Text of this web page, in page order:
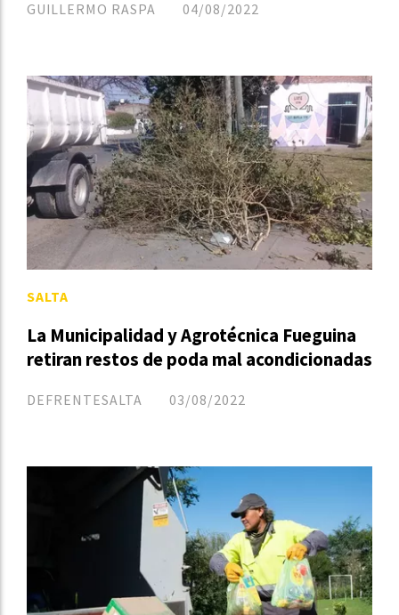
GUILLERMO RASPA 04/08/2022
La Municipalidad y Agrotécnica Fueguina
retiran restos de poda mal acondicionadas
DEFRENTESALTA
SALTA
03/08/2022